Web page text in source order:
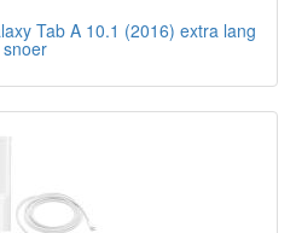
Tab A 10.1 (2016) extra lang
snoer